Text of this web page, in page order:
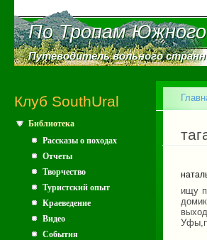
По Тропам
По Тропам
Путеводитель вольного
Путеводитель вольного
Клуб SouthUral
Библиотека
Рассказы о походах
Отчеты
Творчество
Туристский опыт
Краеведение
Видео
События
Вы
ищу